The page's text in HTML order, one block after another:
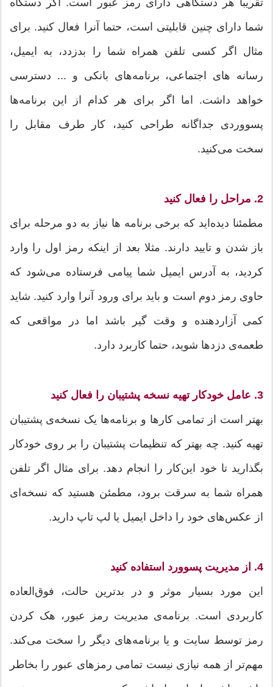
شما دارای چنین قابلیتی است، حتما آنرا فعال کنید. برای
مثال اگر کسی تلفن همراه شما را بدزدد، به ایمیل،
رسانه های اجتماعی، برنامه‌های بانکی و ... دسترسی
خواهد داشت. اما اگر برای هر کدام از این برنامه‌ها
پسووردی جداگانه طراحی کنید، کار طرف مقابل را
سخت می‌کنید.
2. مراحل را فعال کنید
مطمئنا دیده‌اید که برخی برنامه ها نیاز به دو مرحله برای
باز شدن و تایید دارند. مثلا بعد از اینکه رمز اول را وارد
کردید، به آدرس ایمیل شما پیامی فرستاده می‌شود که
حاوی رمز دوم است و باید برای ورود آنرا وارد کنید. شاید
کمی آزاردهنده و وقت گیر باشد اما در مواقعی که
طعمه‌ی دزدها شوید، حتما کاربرد دارد.
3. عامل خودکار تهیه نسخه پشتیبان‌ را فعال کنید
بهتر است از تمامی کار‌ها و برنامه‌ها یک نسخه‌ی پشتیبان
تهیه کنید. چه بهتر که تنظیمات پشتیبان را بر روی خودکار
بگذارید تا خود این‌کار را انجام دهد. برای مثال اگر تلفن
همراه شما به سرقت برود، مطمئن هستید که نسخه‌ای
از عکس‌های خود را داخل ایمیل یا لپ تاپ دارید.
4. از مدیریت پسوورد استفاده کنید
این مورد بسیار موثر و در بد‌ترین حالت، فوق‌العاده
کاربردی است. برنامه‌ی مدیریت رمز عبور، هک کردن
رمز توسط سایت و یا برنامه‌های دیگر را سخت می‌کند.
مهم‌تر از همه نیازی نیست تمامی رمزهای عبور را بخاطر